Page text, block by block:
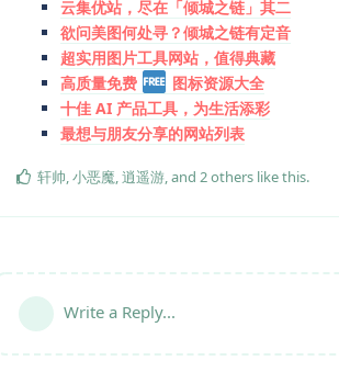
云集优站，尽在「倾城之链」其二
欲问美图何处寻？倾城之链有定音
超实用图片工具网站，值得典藏
高质量免费
图标资源大全
十佳 AI 产品工具，为生活添彩
最想与朋友分享的网站列表
轩帅,小恶魔,逍遥游, and 2others like this.
Write a Reply...